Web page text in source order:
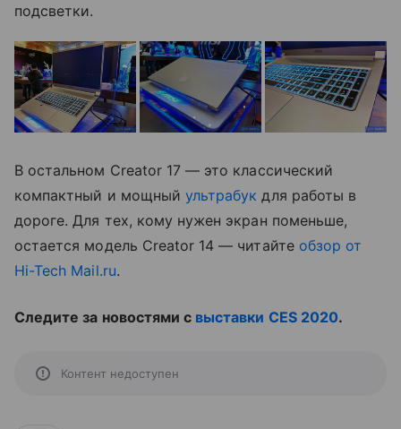
подсветки.
В остальном Creator 17 — это классический
компактный и мощный ультрабук для работы в
дороге. Для тех, кому нужен экран поменьше,
остается модель Creator 14 — читайте обзор от
Hi-Tech Mail.ru.
Следите за новостями с выставки CES 2020.
Контент недоступен